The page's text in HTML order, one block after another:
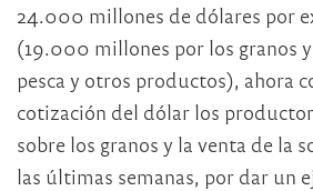
24.000 millones de dólares por
(19.000 millones por los granos
pesca y otros productos), ahora
cotización del dólar los
sobre los granos y la venta de la
las últimas semanas, por dar un